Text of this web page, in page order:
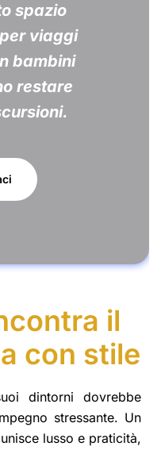
spazio
viaggi
bambini
restare
il
con stile
dintorni dovrebbe
stressante. Un
lusso e praticità,